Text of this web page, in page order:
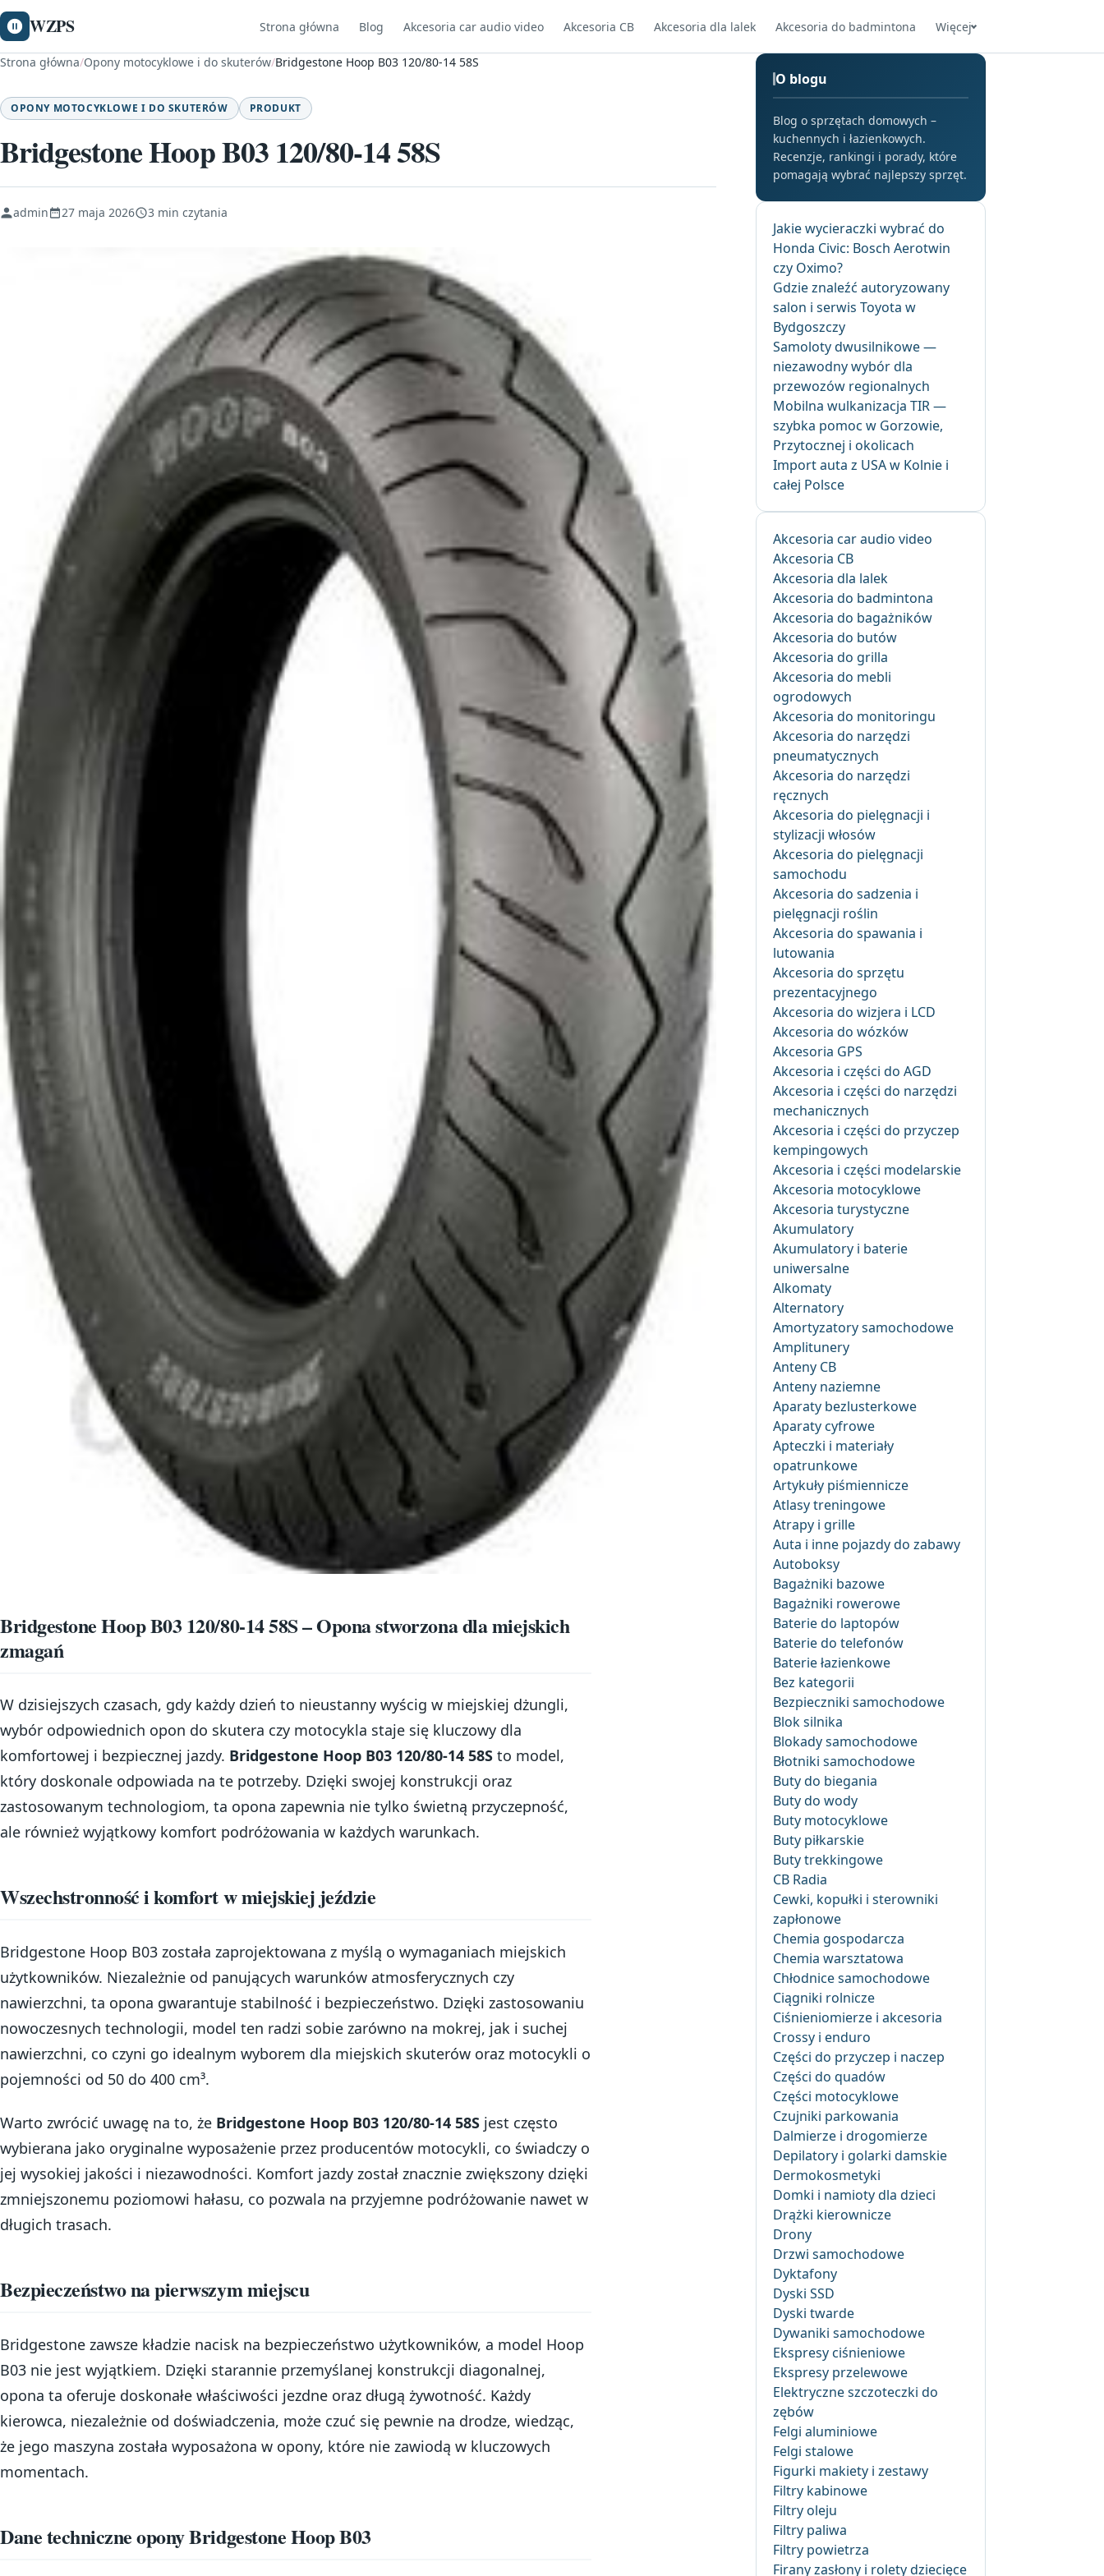
WZPS Strona główna Blog Akcesoria car audio video Akcesoria CB Akcesoria dla lalek Akcesoria do badmintona Więcej
Strona główna/Opony motocyklowe i do skuterów/Bridgestone Hoop B03 120/80-14 58S
OPONY MOTOCYKLOWE I DO SKUTERÓW PRODUKT
Bridgestone Hoop B03 120/80-14 58S
admin 27 maja 2026 3 min czytania
Bridgestone Hoop B03 120/80-14 58S – Opona stworzona dla miejskich
zmagań
W dzisiejszych czasach, gdy każdy dzień to nieustanny wyścig w miejskiej dżungli,
wybór odpowiednich opon do skutera czy motocykla staje się kluczowy dla
komfortowej i bezpiecznej jazdy. Bridgestone Hoop B03 120/80-14 58S to model,
który doskonale odpowiada na te potrzeby. Dzięki swojej konstrukcji oraz
zastosowanym technologiom, ta opona zapewnia nie tylko świetną przyczepność,
ale również wyjątkowy komfort podróżowania w każdych warunkach.
Wszechstronność i komfort w miejskiej jeździe
Bridgestone Hoop B03 została zaprojektowana z myślą o wymaganiach miejskich
użytkowników. Niezależnie od panujących warunków atmosferycznych czy
nawierzchni, ta opona gwarantuje stabilność i bezpieczeństwo. Dzięki zastosowaniu
nowoczesnych technologii, model ten radzi sobie zarówno na mokrej, jak i suchej
nawierzchni, co czyni go idealnym wyborem dla miejskich skuterów oraz motocykli o
pojemności od 50 do 400 cm³.
Warto zwrócić uwagę na to, że Bridgestone Hoop B03 120/80-14 58S jest często
wybierana jako oryginalne wyposażenie przez producentów motocykli, co świadczy o
jej wysokiej jakości i niezawodności. Komfort jazdy został znacznie zwiększony dzięki
zmniejszonemu poziomowi hałasu, co pozwala na przyjemne podróżowanie nawet w
długich trasach.
Bezpieczeństwo na pierwszym miejscu
Bridgestone zawsze kładzie nacisk na bezpieczeństwo użytkowników, a model Hoop
B03 nie jest wyjątkiem. Dzięki starannie przemyślanej konstrukcji diagonalnej,
opona ta oferuje doskonałe właściwości jezdne oraz długą żywotność. Każdy
kierowca, niezależnie od doświadczenia, może czuć się pewnie na drodze, wiedząc,
że jego maszyna została wyposażona w opony, które nie zawiodą w kluczowych
momentach.
Dane techniczne opony Bridgestone Hoop B03
O blogu
Blog o sprzętach domowych –
kuchennych i łazienkowych.
Recenzje, rankingi i porady, które
pomagają wybrać najlepszy sprzęt.
Jakie wycieraczki wybrać do
Honda Civic: Bosch Aerotwin
czy Oximo?
Gdzie znaleźć autoryzowany
salon i serwis Toyota w
Bydgoszczy
Samoloty dwusilnikowe —
niezawodny wybór dla
przewozów regionalnych
Mobilna wulkanizacja TIR —
szybka pomoc w Gorzowie,
Przytocznej i okolicach
Import auta z USA w Kolnie i
całej Polsce
Akcesoria car audio video
Akcesoria CB
Akcesoria dla lalek
Akcesoria do badmintona
Akcesoria do bagażników
Akcesoria do butów
Akcesoria do grilla
Akcesoria do mebli
ogrodowych
Akcesoria do monitoringu
Akcesoria do narzędzi
pneumatycznych
Akcesoria do narzędzi
ręcznych
Akcesoria do pielęgnacji i
stylizacji włosów
Akcesoria do pielęgnacji
samochodu
Akcesoria do sadzenia i
pielęgnacji roślin
Akcesoria do spawania i
lutowania
Akcesoria do sprzętu
prezentacyjnego
Akcesoria do wizjera i LCD
Akcesoria do wózków
Akcesoria GPS
Akcesoria i części do AGD
Akcesoria i części do narzędzi
mechanicznych
Akcesoria i części do przyczep
kempingowych
Akcesoria i części modelarskie
Akcesoria motocyklowe
Akcesoria turystyczne
Akumulatory
Akumulatory i baterie
uniwersalne
Alkomaty
Alternatory
Amortyzatory samochodowe
Amplitunery
Anteny CB
Anteny naziemne
Aparaty bezlusterkowe
Aparaty cyfrowe
Apteczki i materiały
opatrunkowe
Artykuły piśmiennicze
Atlasy treningowe
Atrapy i grille
Auta i inne pojazdy do zabawy
Autoboksy
Bagażniki bazowe
Bagażniki rowerowe
Baterie do laptopów
Baterie do telefonów
Baterie łazienkowe
Bez kategorii
Bezpieczniki samochodowe
Blok silnika
Blokady samochodowe
Błotniki samochodowe
Buty do biegania
Buty do wody
Buty motocyklowe
Buty piłkarskie
Buty trekkingowe
CB Radia
Cewki, kopułki i sterowniki
zapłonowe
Chemia gospodarcza
Chemia warsztatowa
Chłodnice samochodowe
Ciągniki rolnicze
Ciśnieniomierze i akcesoria
Crossy i enduro
Części do przyczep i naczep
Części do quadów
Części motocyklowe
Czujniki parkowania
Dalmierze i drogomierze
Depilatory i golarki damskie
Dermokosmetyki
Domki i namioty dla dzieci
Drążki kierownicze
Drony
Drzwi samochodowe
Dyktafony
Dyski SSD
Dyski twarde
Dywaniki samochodowe
Ekspresy ciśnieniowe
Ekspresy przelewowe
Elektryczne szczoteczki do
zębów
Felgi aluminiowe
Felgi stalowe
Figurki makiety i zestawy
Filtry kabinowe
Filtry oleju
Filtry paliwa
Filtry powietrza
Firany zasłony i rolety dziecięce